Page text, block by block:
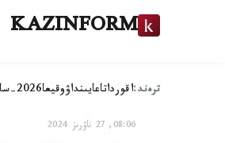
KAZINFORM
ترەند:اقورداتاعايىنداۋوقيعا2026-سايلاۋ
08:06, 27 ناۋرىز 2024